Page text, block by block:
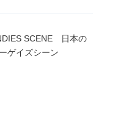
SCENE 日本の
ゲイズシーン